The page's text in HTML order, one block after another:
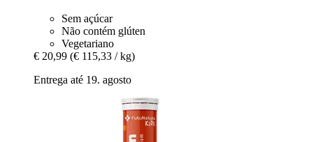
Sem açúcar
Não contém glúten
Vegetariano
€ 20,99 (€ 115,33 / kg)
Entrega até 19. agosto